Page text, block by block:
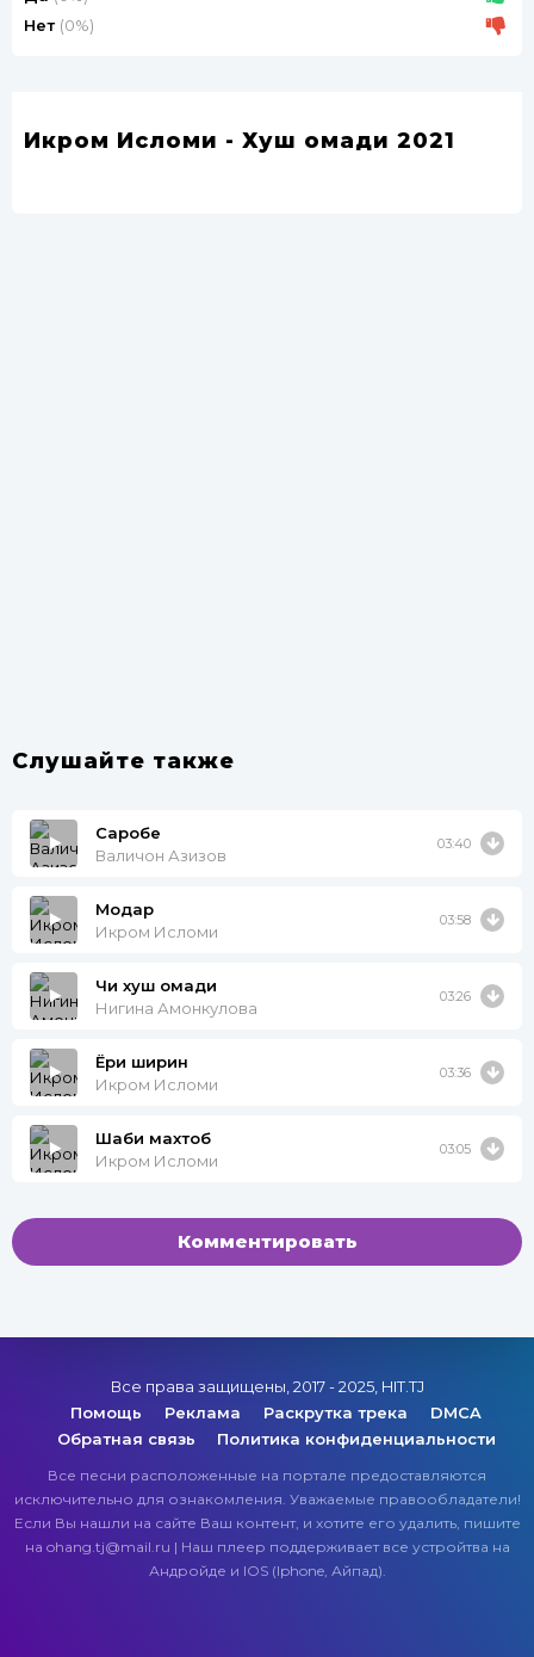
Нет (0%)
Икром Исломи - Хуш омади 2021
Слушайте также
Саробе
Валичон Азизов
03:40
Модар
Икром Исломи
03:58
Чи хуш омади
Нигина Амонкулова
03:26
Ёри ширин
Икром Исломи
03:36
Шаби махтоб
Икром Исломи
03:05
Комментировать
Все права защищены, 2017 - 2025, HIT.TJ
Помощь
Реклама Раскрутка трека
DMCA
Обратная связь
Политика конфиденциальности
Все песни расположенные на портале предоставляются
исключительно для ознакомления. Уважаемые правообладатели!
Если Вы нашли на сайте Ваш контент, и хотите его удалить, пишите
на ohang.tj@mail.ru | Наш плеер поддерживает все устройтва на
Андройде и IOS (Iphone, Айпад).